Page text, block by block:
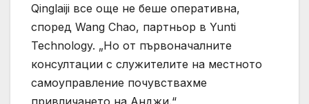
Qinglaiji все още не беше оперативна,
според Wang Chao, партньор в Yunti
Technology. „Но от първоначалните
консултации с служителите на местното
самоуправление почувствахме
привличането на Анджи.“